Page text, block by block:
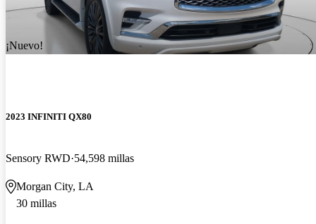
¡Nuevo!
2023 INFINITI QX80
Sensory RWD 54,598 millas
Morgan City, LA
30 millas